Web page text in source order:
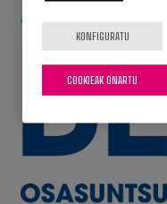
KONFIGURATU
COOKIEAK ONARTU